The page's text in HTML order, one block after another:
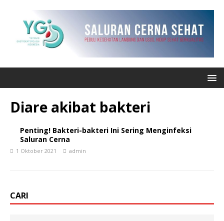
Diare akibat bakteri
Penting! Bakteri-bakteri Ini Sering Menginfeksi
Saluran Cerna
1 Oktober 2021 admin
CARI